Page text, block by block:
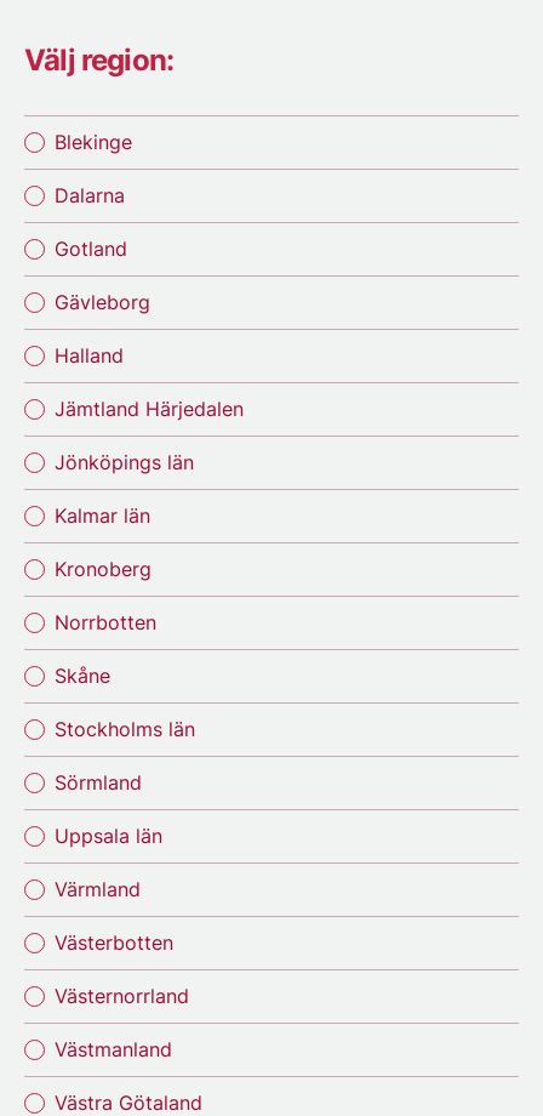
Välj region:
Blekinge
Dalarna
Gotland
Gävleborg
Halland
Jämtland Härjedalen
Jönköpings län
Kalmar län
Kronoberg
Norrbotten
Skåne
Stockholms län
Sörmland
Uppsala län
Värmland
Västerbotten
Västernorrland
Västmanland
Västra Götaland